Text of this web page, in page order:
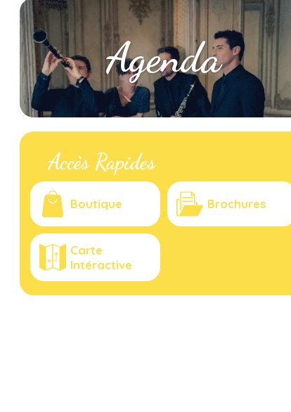
Agenda
Accès Rapides
Boutique Brochures
Carte
Intéractive